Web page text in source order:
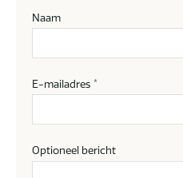
Naam
E-mailadres *
Optioneel bericht